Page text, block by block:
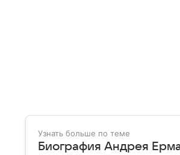
Узнать больше по теме
Биография Андрея